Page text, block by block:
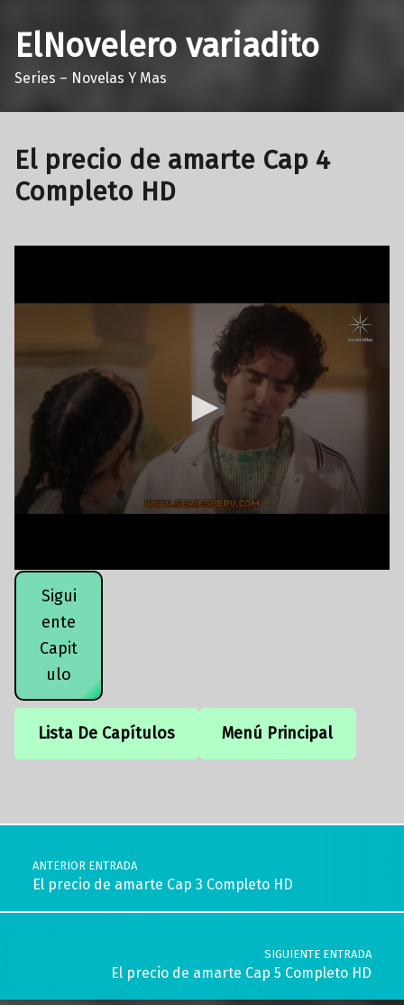
ElNovelero variadito
Series – Novelas Y Mas
El precio de amarte Cap 4
Completo HD
Sigui
ente
Capit
ulo
Lista De Capítulos Menú Principal
Navegación de entradas
ANTERIOR ENTRADA
El precio de amarte Cap 3 Completo HD
SIGUIENTE ENTRADA
El precio de amarte Cap 5 Completo HD